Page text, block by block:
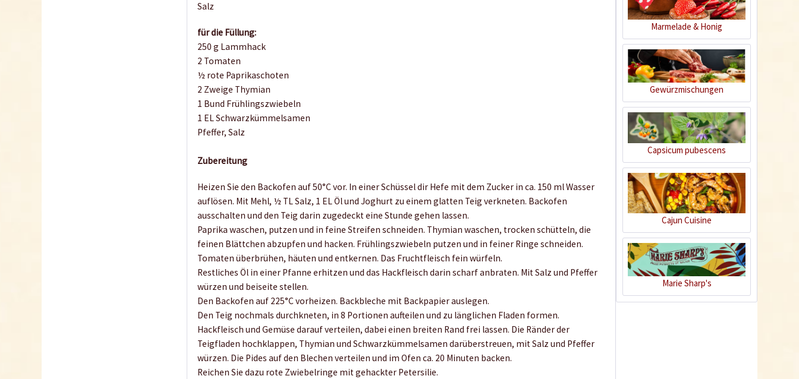
Salz
für die Füllung:
250 g Lammhack
2 Tomaten
½ rote Paprikaschoten
2 Zweige Thymian
1 Bund Frühlingszwiebeln
1 EL Schwarzkümmelsamen
Pfeffer, Salz
Zubereitung
Heizen Sie den Backofen auf 50°C vor. In einer Schüssel dir Hefe mit dem Zucker in ca. 150 ml Wasser
auflösen. Mit Mehl, ½ TL Salz, 1 EL Öl und Joghurt zu einem glatten Teig verkneten. Backofen
ausschalten und den Teig darin zugedeckt eine Stunde gehen lassen.
Paprika waschen, putzen und in feine Streifen schneiden. Thymian waschen, trocken schütteln, die
feinen Blättchen abzupfen und hacken. Frühlingszwiebeln putzen und in feiner Ringe schneiden.
Tomaten überbrühen, häuten und entkernen. Das Fruchtfleisch fein würfeln.
Restliches Öl in einer Pfanne erhitzen und das Hackfleisch darin scharf anbraten. Mit Salz und Pfeffer
würzen und beiseite stellen.
Den Backofen auf 225°C vorheizen. Backbleche mit Backpapier auslegen.
Den Teig nochmals durchkneten, in 8 Portionen aufteilen und zu länglichen Fladen formen.
Hackfleisch und Gemüse darauf verteilen, dabei einen breiten Rand frei lassen. Die Ränder der
Teigfladen hochklappen, Thymian und Schwarzkümmelsamen darüberstreuen, mit Salz und Pfeffer
würzen. Die Pides auf den Blechen verteilen und im Ofen ca. 20 Minuten backen.
Reichen Sie dazu rote Zwiebelringe mit gehackter Petersilie.
Schwarze
Pfefferkörner
Inhalt0.1 Kilogramm(32,90 € * / 1 Kilogramm)
3,29 € *
Jetzt bestellen
Schwarzkümmel,
ganz
Inhalt0.08 Kilogramm(37,38 € * / 1 Kilogramm)
Marmelade & Honig
Gewürzmischungen
Capsicum pubescens
Cajun Cuisine
Marie Sharp's